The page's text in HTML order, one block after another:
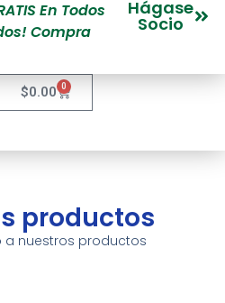
En Todos
Compra
Hágase
Socio
$0.00 0
productos
a nuestros productos